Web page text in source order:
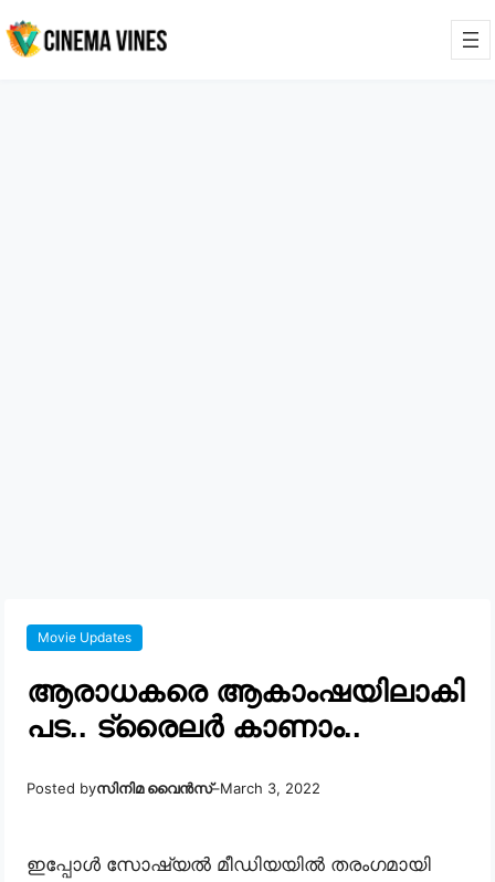
Movie Updates
ആരാധകരെ ആകാംഷയിലാകി
പട.. ട്രൈലർ കാണാം..
Posted byസിനിമ വൈൻസ്–March 3, 2022
ഇപ്പോൾ സോഷ്യൽ മീഡിയയിൽ തരംഗമായി